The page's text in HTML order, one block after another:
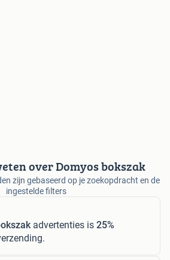
over Domyos bokszak
zijn gebaseerd op je zoekopdracht en de
ingestelde filters
advertenties is 25%